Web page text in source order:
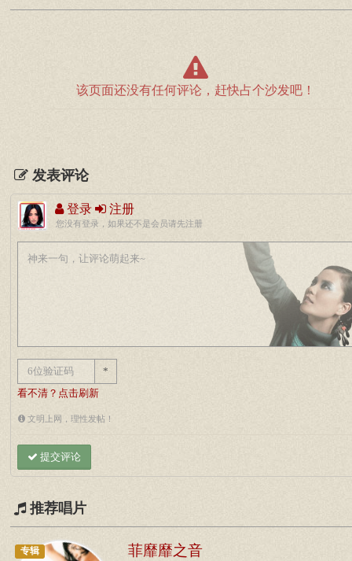
该页面还没有任何评论，赶快占个沙发吧！
发表评论
登录 注册
您没有登录，如果还不是会员请先注册
*
看不清？点击刷新
文明上网，理性发帖！
提交评论
推荐唱片
专辑 菲靡靡之音